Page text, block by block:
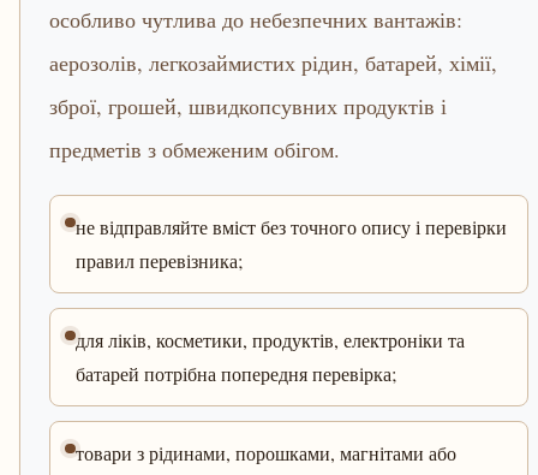
особливо чутлива до небезпечних вантажів:
аерозолів, легкозаймистих рідин, батарей, хімії,
зброї, грошей, швидкопсувних продуктів і
предметів з обмеженим обігом.
не відправляйте вміст без точного опису і перевірки
правил перевізника;
для ліків, косметики, продуктів, електроніки та
батарей потрібна попередня перевірка;
товари з рідинами, порошками, магнітами або